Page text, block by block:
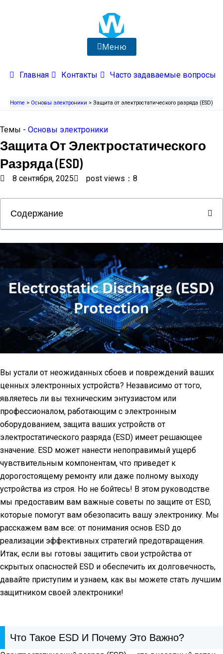
Меню
Главная Контакты Часто задаваемые вопросы
Home > Основы электроники > Защита от электростатического разряда (ESD)
Темы - Основы электроники
Защита От Электростатического
Разряда (ESD)
8 сентября, 2025 post views：8
Содержание
Вы устали от неожиданных сбоев и повреждений ваших
ценных электронных устройств? Независимо от того,
являетесь ли вы техническим энтузиастом или
профессионалом, работающим с электронным
оборудованием, защита ваших устройств от
электростатического разряда (ESD) имеет решающее
значение. ESD может нанести непоправимый ущерб
чувствительным компонентам, что приведет к
дорогостоящему ремонту или даже полному выходу
устройства из строя. Но не бойтесь! В этом руководстве
мы предоставим вам важные советы по защите от ESD,
которые помогут вам обезопасить вашу электронику. Мы
расскажем вам все: от понимания основ ESD до
реализации эффективных стратегий предотвращения.
Итак, если вы готовы защитить свои устройства от
скрытых опасностей ESD и обеспечить их долговечность,
давайте приступим и узнаем, как вы можете стать лучшим
защитником своей электроники!
Что Такое ESD И Почему Это Важно?